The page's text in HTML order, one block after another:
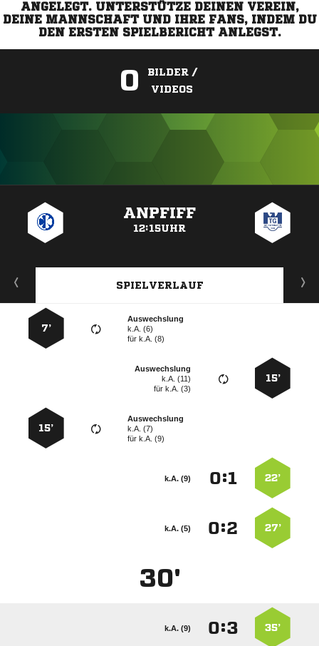
ANGELEGT. UNTERSTÜTZE DEINEN VEREIN,
DEINE MANNSCHAFT UND IHRE FANS, INDEM DU
DEN ERSTEN SPIELBERICHT ANLEGST.
0
BILDER /
VIDEOS
ANPFIFF
12:15UHR
SPIELVERLAUF
Auswechslung
k.A. (6)
fürk.A. (8)
7’
15’
Auswechslung
k.A. (11)
fürk.A. (3)
Auswechslung
k.A. (7)
fürk.A. (9)
15’
22’
:
k.A. (9)
27’
:
k.A. (5)
30'
35’
:
k.A. (9)